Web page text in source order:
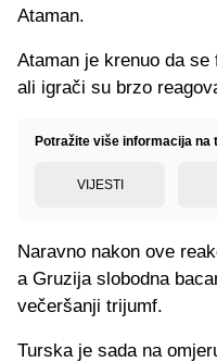
Ataman.
Ataman je krenuo da
ali igrači su brzo
Potražite više informacija na
VIJESTI
Naravno nakon ove
a Gruzija slobodna
večeršanji trijumf.
Turska je sada na